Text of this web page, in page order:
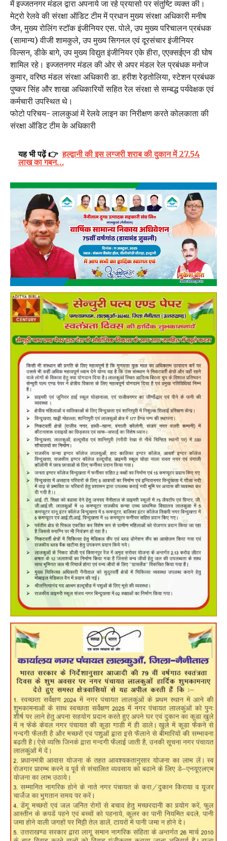
में इज्जतनगर मंडल द्वारा अपनाये जा रहे प्रयासो पर संतुष्टि व्यक्त की।
मेट्रो रेलवे की संरक्षा ऑडिट टीम में प्रधान मुख्य संरक्षा अधिकारी मनीष
जैन, मुख्य रोलिंग स्टॉक इंजीनियर एस. पोले, उप मुख्य परिचालन प्रबंधक
(सामान्य) वीजी शामकुले, उप मुख्य सिगनल एवं दूरसंचार इंजीनियर
विल्सन, डीके बागे, उप मुख्य विद्युत इंजीनियर एके हीरा, एएक्सईएन डी घोष
शामिल रहे। इज्जतनगर मंडल की ओर से अपर मंडल रेल प्रबंधक मनोज
कुमार, वरिष्ठ मंडल संरक्षा अधिकारी डा. हरीश रेड़तोलिया, स्टेशन प्रबंधक
पुष्कर सिंह और शाखा अधिकारियों सहित रेल संरक्षा से सम्बद्ध पर्यवेक्षक एवं
कर्मचारी उपस्थित थे।
फोटो परिचय- लालकुआं में रेलवे लाइन का निरीक्षण करते कोलकाता की
संरक्षा ऑडिट टीम के अधिकारी
यह भी पढ़ें 👉 हल्द्वानी की इस लग्जरी शराब की दुकान में 27.54
लाख का गबन…